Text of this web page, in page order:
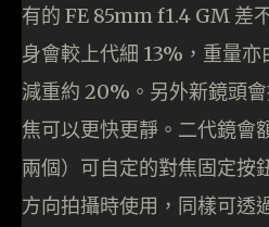
有的 FE 85mm f1.4 GM 差
身會較上代細 13%，重量
減重約 20%。另外新鏡頭
焦可以更快更靜。二代鏡會
兩個）可自定的對焦固定按
方向拍攝時使用，同樣可透